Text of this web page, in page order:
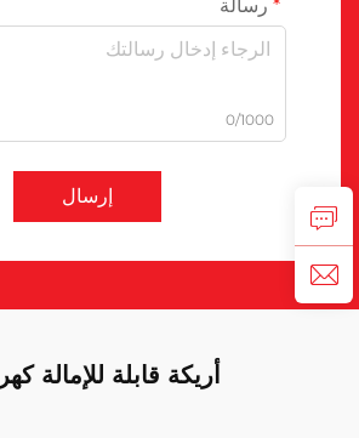
رسالة
0/1000
إرسال
أريكة قابلة للإمالة